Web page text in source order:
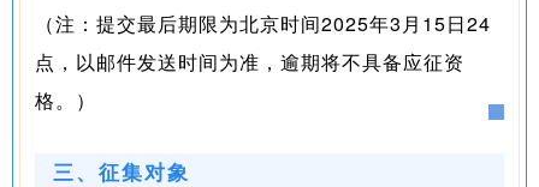
（注：提交最后期限为北京时间2025年3月15日24
点，以邮件发送时间为准，逾期将不具备应征资
格。）
三、征集对象